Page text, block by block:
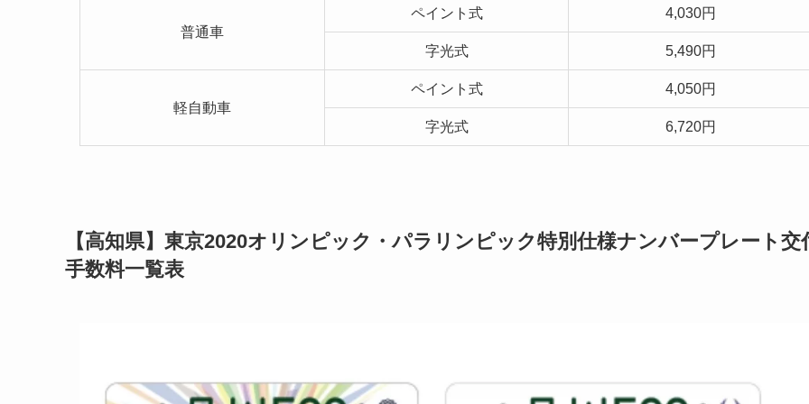
普通車
ペイント式 4,030円
字光式 5,490円
軽自動車
ペイント式 4,050円
字光式 6,720円
【高知県】東京2020オリンピック・パラリンピック特別仕様ナンバープレート交
手数料一覧表